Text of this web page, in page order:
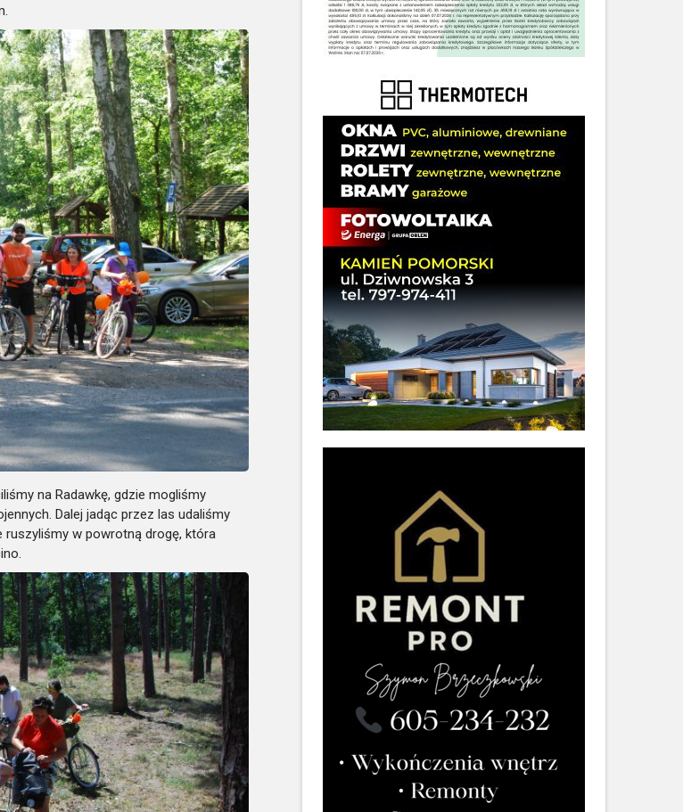
na Radawkę, gdzie mogliśmy
Dalej jadąc przez las udaliśmy
ruszyliśmy w powrotną drogę, która